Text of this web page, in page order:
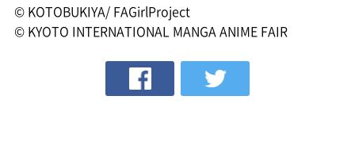
© KOTOBUKIYA/ FAGirlProject
© KYOTO INTERNATIONAL MANGA ANIME FAIR